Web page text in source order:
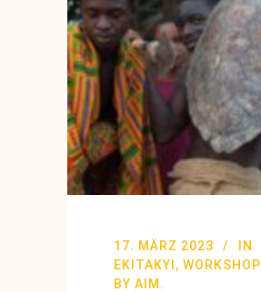
17. MÄRZ 2023
IN
EKITAKYI , WORKSHOP
BY AIM.